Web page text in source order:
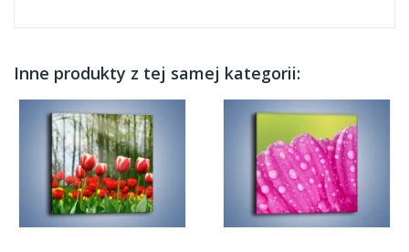
Inne produkty z tej samej kategorii: